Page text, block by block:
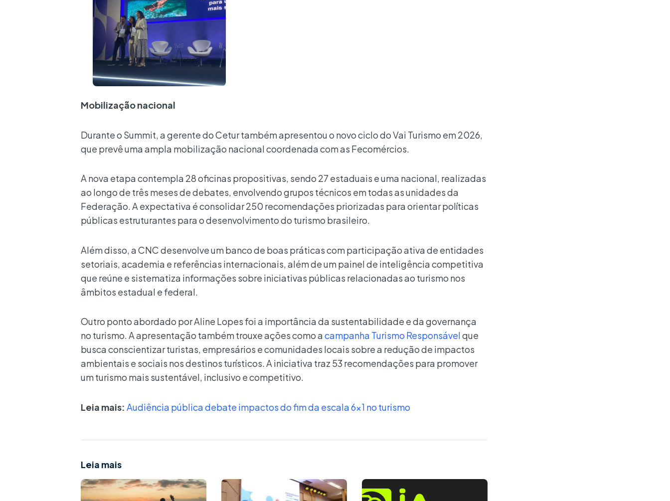
Mobilização nacional
Durante o Summit, a gerente do Cetur também apresentou o novo ciclo do Vai Turismo em 2026,
que prevê uma ampla mobilização nacional coordenada com as Fecomércios.
A nova etapa contempla 28 oficinas propositivas, sendo 27 estaduais e uma nacional, realizadas
ao longo de três meses de debates, envolvendo grupos técnicos em todas as unidades da
Federação. A expectativa é consolidar 250 recomendações priorizadas para orientar políticas
públicas estruturantes para o desenvolvimento do turismo brasileiro.
Além disso, a CNC desenvolve um banco de boas práticas com participação ativa de entidades
setoriais, academia e referências internacionais, além de um painel de inteligência competitiva
que reúne e sistematiza informações sobre iniciativas públicas relacionadas ao turismo nos
âmbitos estadual e federal.
Outro ponto abordado por Aline Lopes foi a importância da sustentabilidade e da governança
no turismo. A apresentação também trouxe ações como acampanha Turismo Responsávelque
busca conscientizar turistas, empresários e comunidades locais sobre a redução de impactos
ambientais e sociais nos destinos turísticos. A iniciativa traz 53 recomendações para promover
um turismo mais sustentável, inclusivo e competitivo.
Leia mais: Audiência pública debate impactos do fim da escala 6×1 no turismo
Leia mais